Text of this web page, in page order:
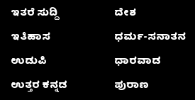
ಇತರೆ ಸುದ್ದಿ
ಇತಿಹಾಸ
ಉಡುಪಿ
ಉತ್ತರ ಕನ್ನಡ
ದೇಶ
ಧರ್ಮ-ಸನಾತನ
ಧಾರವಾಡ
ಪುರಾಣ